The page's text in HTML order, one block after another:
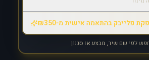
פלייבק בהתאמה אישית מ-₪350
לפי שם שיר, מבצע או סגנון